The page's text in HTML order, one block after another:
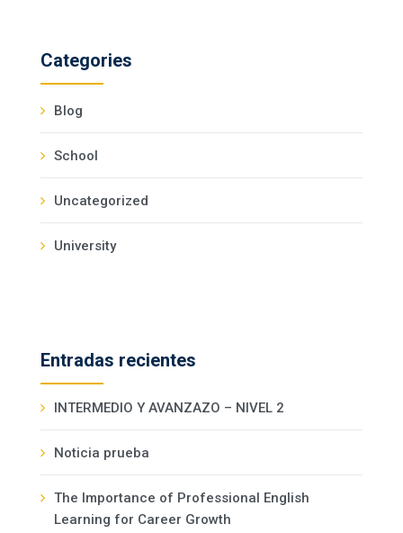
Categories
Blog
School
Uncategorized
University
Entradas recientes
INTERMEDIO Y AVANZAZO – NIVEL 2
Noticia prueba
The Importance of Professional English
Learning for Career Growth